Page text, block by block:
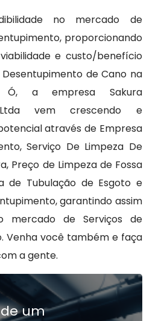
no mercado de
proporcionando
e custo/benefício
de Cano na
Ó, a empresa Sakura
Ltda vem crescendo e
através de Empresa
Serviço De Limpeza De
Preço de Limpeza de Fossa
de Tubulação de Esgoto e
garantindo assim
mercado de Serviços de
Venha você também e faça
a gente.
um